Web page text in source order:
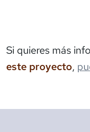
Si quieres más
este proyecto,